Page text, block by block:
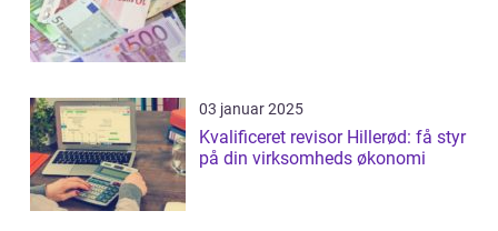
03 januar 2025
Kvalificeret revisor Hillerød: få styr
på din virksomheds økonomi